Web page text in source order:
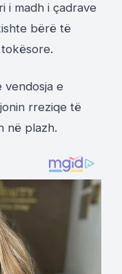
i madh i çadrave
bërë të
vendosja e
rreziqe të
në plazh.